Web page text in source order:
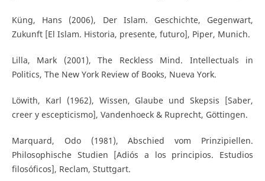
Küng, Hans (2006), Der Islam. Geschichte, Gegenwart,
Zukunft [El Islam. Historia, presente, futuro], Piper, Munich.
Lilla, Mark (2001), The Reckless Mind. Intellectuals in
Politics, The New York Review of Books, Nueva York.
Löwith, Karl (1962), Wissen, Glaube und Skepsis [Saber,
creer y escepticismo], Vandenhoeck & Ruprecht, Göttingen.
Marquard, Odo (1981), Abschied vom Prinzipiellen.
Philosophische Studien [Adiós a los principios. Estudios
filosóficos], Reclam, Stuttgart.